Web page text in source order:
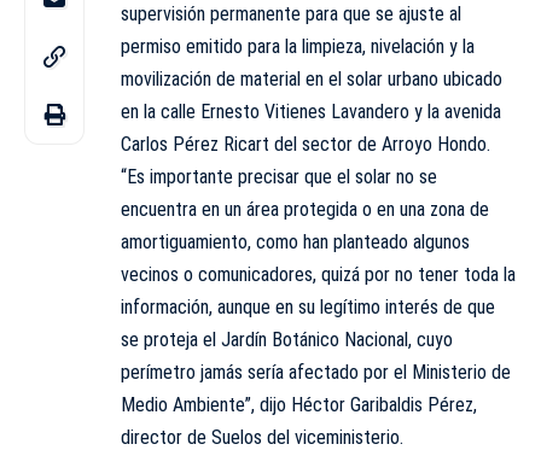
supervisión permanente para que se ajuste al
permiso emitido para la limpieza, nivelación y la
movilización de material en el solar urbano ubicado
en la calle Ernesto Vitienes Lavandero y la avenida
Carlos Pérez Ricart del sector de Arroyo Hondo.
“Es importante precisar que el solar no se
encuentra en un área protegida o en una zona de
amortiguamiento, como han planteado algunos
vecinos o comunicadores, quizá por no tener toda la
información, aunque en su legítimo interés de que
se proteja el Jardín Botánico Nacional, cuyo
perímetro jamás sería afectado por el Ministerio de
Medio Ambiente”, dijo Héctor Garibaldis Pérez,
director de Suelos del viceministerio.